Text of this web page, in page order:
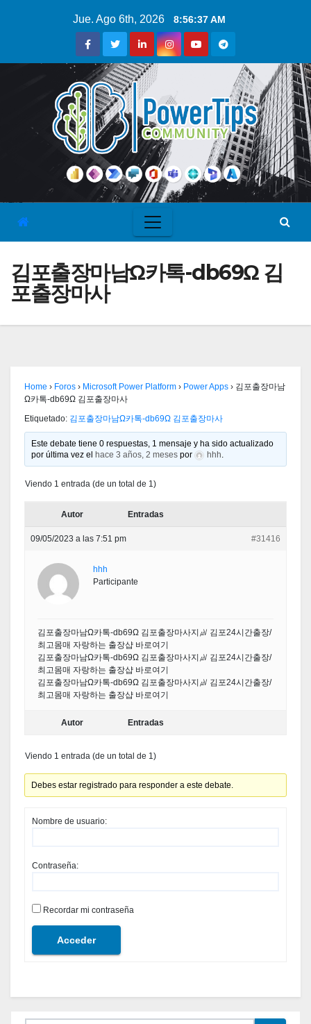
Jue. Ago 6th, 2026 8:56:38 AM
김포출장마남Ω카톡-db69Ω 김
포출장마사
Home › Foros › Microsoft Power Platform › Power Apps › 김포출장마남
Ω카톡-db69Ω 김포출장마사
Etiquetado: 김포출장마남Ω카톡-db69Ω 김포출장마사
Este debate tiene 0 respuestas, 1 mensaje y ha sido actualizado
por última vez el
hace 3 años, 2 meses por hhh.
Viendo 1 entrada (de un total de 1)
Autor Entradas
09/05/2023 a las 7:51 pm #31416
hhh
Participante
김포출장마남Ω카톡-db69Ω 김포출장마사지㎶ 김포24시간출장/
최고몸매 자랑하는 출장샵 바로여기
김포출장마남Ω카톡-db69Ω 김포출장마사지㎶ 김포24시간출장/
최고몸매 자랑하는 출장샵 바로여기
김포출장마남Ω카톡-db69Ω 김포출장마사지㎶ 김포24시간출장/
최고몸매 자랑하는 출장샵 바로여기
Autor Entradas
Viendo 1 entrada (de un total de 1)
Debes estar registrado para responder a este debate.
Nombre de usuario:
Contraseña:
Recordar mi contraseña
Acceder